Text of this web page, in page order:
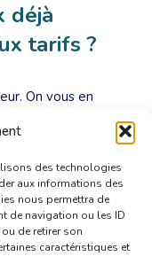
des technologies
aux informations des
nous permettra de
de navigation ou les ID
de retirer son
caractéristiques et
déjà
tarifs ?
On vous en